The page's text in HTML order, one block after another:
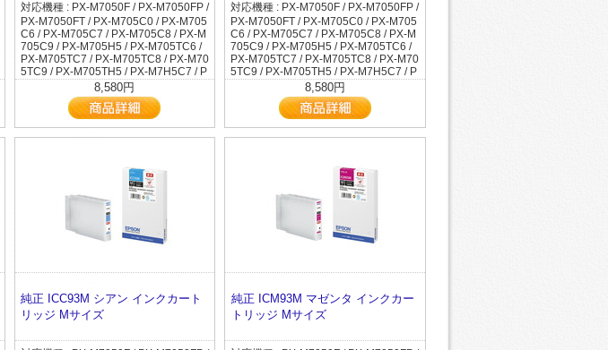
対応機種 : PX-M7050F / PX-M7050FP /
PX-M7050FT / PX-M705C0 / PX-M705
C6 / PX-M705C7 / PX-M705C8 / PX-M
705C9 / PX-M705H5 / PX-M705TC6 /
PX-M705TC7 / PX-M705TC8 / PX-M70
5TC9 / PX-M705TH5 / PX-M7H5C7 / P
X-M7H5C8 / PX-M7H5C9 / PX-M7TH5
C7 / PX-M7TH5C8 / PX-M7TH5C9 / PX
-M860F / PX-M86C8 / PX-S7050 / PX-
S7050PS / PX-S705C6 / PX-S705C7 /
PX-S705C8 / PX-S705C9 / PX-S705H
8,580円
対応機種 : PX-M7050F / PX-M7050FP /
PX-M7050FT / PX-M705C0 / PX-M705
C6 / PX-M705C7 / PX-M705C8 / PX-M
705C9 / PX-M705H5 / PX-M705TC6 /
PX-M705TC7 / PX-M705TC8 / PX-M70
5TC9 / PX-M705TH5 / PX-M7H5C7 / P
X-M7H5C8 / PX-M7H5C9 / PX-M7TH5
C7 / PX-M7TH5C8 / PX-M7TH5C9 / PX
-M860F / PX-M86C8 / PX-S7050 / PX-
S7050PS / PX-S705C6 / PX-S705C7 /
PX-S705C8 / PX-S705C9 / PX-S705H
8,580円
純正 ICC93M シアン インクカート
リッジ Mサイズ
純正 ICM93M マゼンタ インクカー
トリッジ Mサイズ